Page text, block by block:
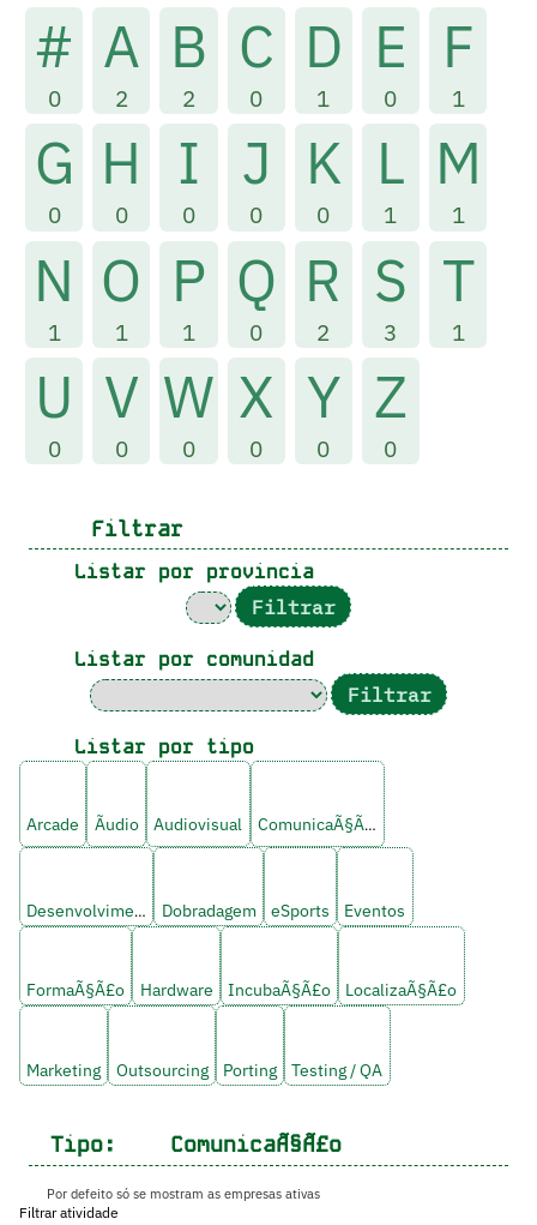
#
0
A
2
B
2
C
0
D
1
E
0
F
1
G
0
H
0
I
0
J
0
K
0
L
1
M
1
N
1
O
1
P
1
Q
0
R
2
S
3
T
1
U
0
V
0
W
0
X
0
Y
0
Z
0
Filtrar
Listar por provincia
Listar por comunidad
Listar por tipo
Arcade Ãudio Audiovisual ComunicaÃ§Ã£o
Desenvolvimento Dobradagem eSports Eventos
FormaÃ§Ã£o Hardware IncubaÃ§Ã£o LocalizaÃ§Ã£o
Marketing Outsourcing Porting Testing / QA
Tipo: ComunicaÃ§Ã£o
Por defeito só se mostram as empresas ativas
Filtrar atividade